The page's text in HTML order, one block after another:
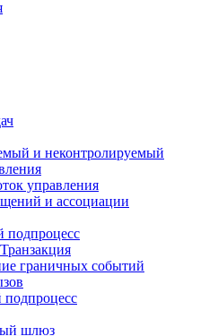
и неконтролируемый
управления
и ассоциации
граничных событий
шлюз